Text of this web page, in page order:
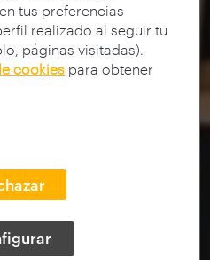
tus preferencias
realizado al seguir tu
páginas visitadas).
cookies para obtener